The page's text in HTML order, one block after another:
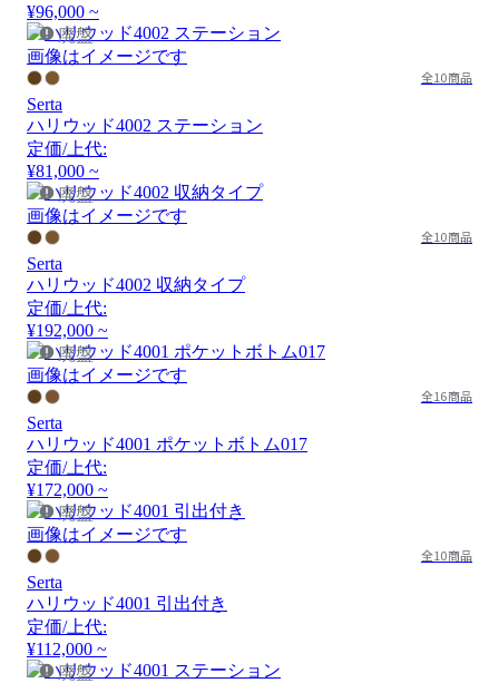
¥96,000 ~
廃盤
画像はイメージです
全10商品
Serta
ハリウッド4002 ステーション
定価/上代:
¥81,000 ~
廃盤
画像はイメージです
全10商品
Serta
ハリウッド4002 収納タイプ
定価/上代:
¥192,000 ~
廃盤
画像はイメージです
全16商品
Serta
ハリウッド4001 ポケットボトム017
定価/上代:
¥172,000 ~
廃盤
画像はイメージです
全10商品
Serta
ハリウッド4001 引出付き
定価/上代:
¥112,000 ~
廃盤